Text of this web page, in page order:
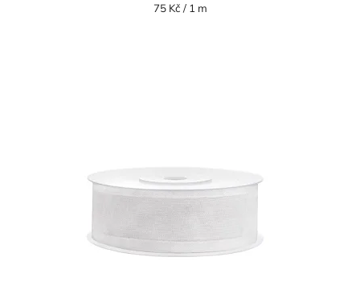
Měrná
75 Kč / 1 m